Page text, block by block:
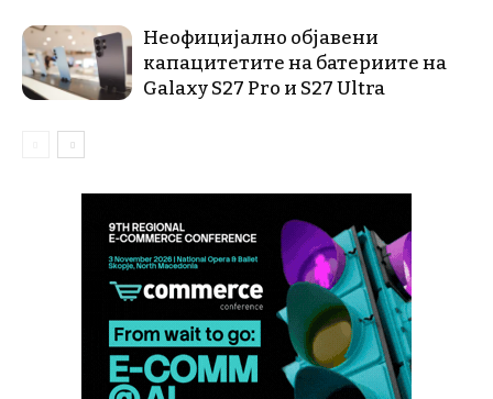
Неофицијално објавени
капацитетите на батериите на
Galaxy S27 Pro и S27 Ultra